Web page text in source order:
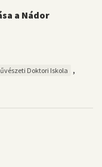
a Nádor
Doktori Iskola ,